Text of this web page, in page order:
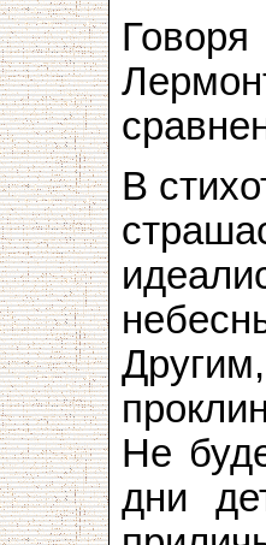
В
Не
дни